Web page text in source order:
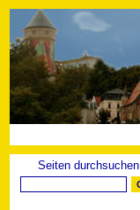
Seiten durchsuchen